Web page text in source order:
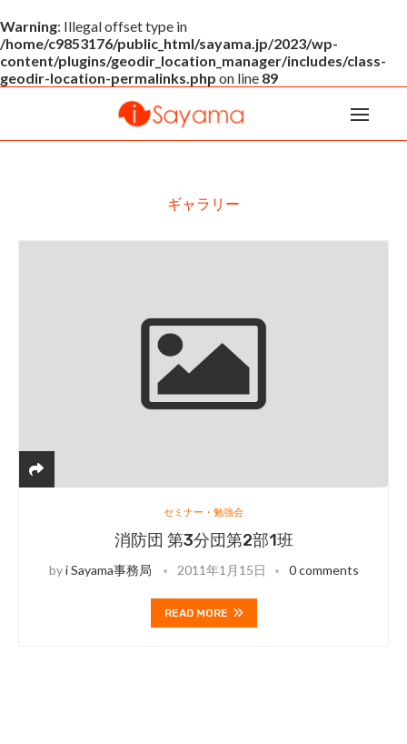
Warning: Illegal offset type in
/home/c9853176/public_html/sayama.jp/2023/wp-
content/plugins/geodir_location_manager/includes/class-
geodir-location-permalinks.php on line 89
ギャラリー
セミナー・勉強会
消防団 第3分団第2部1班
byi Sayama事務局 2011年1月15日 0 comments
READ MORE